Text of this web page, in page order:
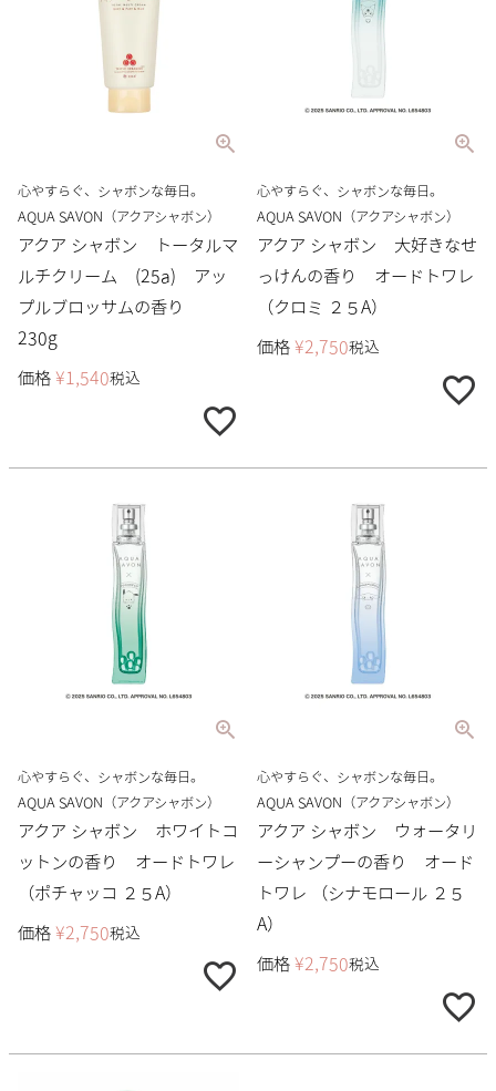
心やすらぐ、シャボンな毎日。
AQUA SAVON（アクアシャボン）
アクア シャボン トータルマ
ルチクリーム (25a) アッ
プルブロッサムの香り
230g
価格 ¥1,540税込
心やすらぐ、シャボンな毎日。
AQUA SAVON（アクアシャボン）
アクア シャボン 大好きなせ
っけんの香り オードトワレ
（クロミ ２５A）
価格 ¥2,750税込
心やすらぐ、シャボンな毎日。
AQUA SAVON（アクアシャボン）
アクア シャボン ホワイトコ
ットンの香り オードトワレ
（ポチャッコ ２５A）
価格 ¥2,750税込
心やすらぐ、シャボンな毎日。
AQUA SAVON（アクアシャボン）
アクア シャボン ウォータリ
ーシャンプーの香り オード
トワレ （シナモロール ２５
A）
価格 ¥2,750税込